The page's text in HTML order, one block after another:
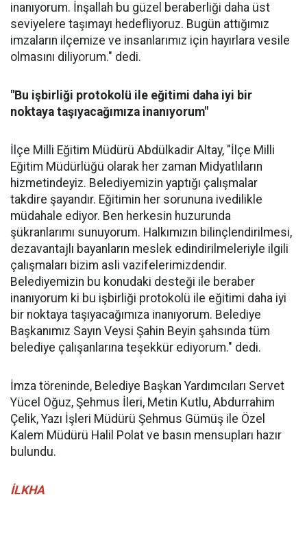
inanıyorum. İnşallah bu güzel beraberliği daha üst
seviyelere taşımayı hedefliyoruz. Bugün attığımız
imzaların ilçemize ve insanlarımız için hayırlara vesile
olmasını diliyorum." dedi.
"Bu işbirliği protokolü ile eğitimi daha iyi bir
noktaya taşıyacağımıza inanıyorum"
İlçe Milli Eğitim Müdürü Abdülkadir Altay, "İlçe Milli
Eğitim Müdürlüğü olarak her zaman Midyatlıların
hizmetindeyiz. Belediyemizin yaptığı çalışmalar
takdire şayandır. Eğitimin her sorununa ivedilikle
müdahale ediyor. Ben herkesin huzurunda
şükranlarımı sunuyorum. Halkımızın bilinçlendirilmesi,
dezavantajlı bayanların meslek edindirilmeleriyle ilgili
çalışmaları bizim asli vazifelerimizdendir.
Belediyemizin bu konudaki desteği ile beraber
inanıyorum ki bu işbirliği protokolü ile eğitimi daha iyi
bir noktaya taşıyacağımıza inanıyorum. Belediye
Başkanımız Sayın Veysi Şahin Beyin şahsında tüm
belediye çalışanlarına teşekkür ediyorum." dedi.
İmza töreninde, Belediye Başkan Yardımcıları Servet
Yücel Oğuz, Şehmus İleri, Metin Kutlu, Abdurrahim
Çelik, Yazı İşleri Müdürü Şehmus Gümüş ile Özel
Kalem Müdürü Halil Polat ve basın mensupları hazır
bulundu.
İLKHA